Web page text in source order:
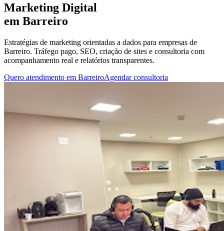
Marketing Digital
em Barreiro
Estratégias de marketing orientadas a dados para empresas de
Barreiro. Tráfego pago, SEO, criação de sites e consultoria com
acompanhamento real e relatórios transparentes.
Quero atendimento em BarreiroAgendar consultoria